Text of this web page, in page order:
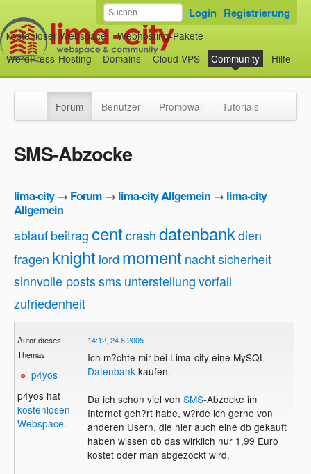
kostenloser Webspace
Webhosting-Pakete
WordPress-Hosting
Domains Cloud-VPS Community Hilfe
Login Registrierung
Forum Benutzer Promowall Tutorials
SMS-Abzocke
lima-city→ Forum → lima-city Allgemein → lima-city
Allgemein
ablaufbeitragcentcrashdatenbankdien
fragen knight lord moment nachtsicherheit
sinnvolle postssmsunterstellungvorfall
zufriedenheit
Autor dieses
Themas
p4yos
p4yos hat
kostenlosen
Webspace.
14:12, 24.8.2005
Ich m?chte mir bei Lima-city eine MySQL
Datenbank kaufen.
Da ich schon viel von SMS-Abzocke im
Internet geh?rt habe, w?rde ich gerne von
anderen Usern, die hier auch eine db gekauft
haben wissen ob das wirklich nur 1,99 Euro
kostet oder man abgezockt wird.